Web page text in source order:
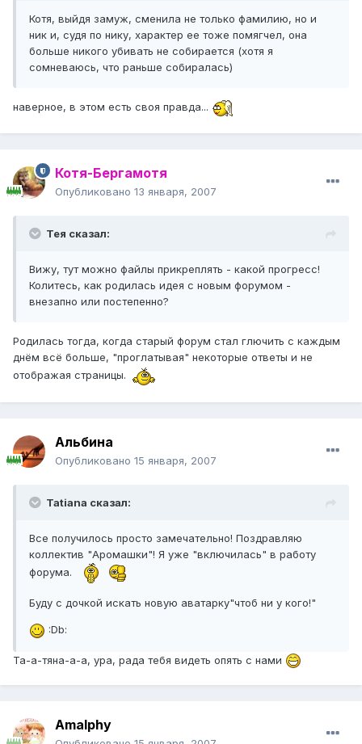
Котя, выйдя замуж, сменила не только фамилию, но и
ник и, судя по нику, характер ее тоже помягчел, она
больше никого убивать не собирается (хотя я
сомневаюсь, что раньше собиралась)
наверное, в этом есть своя правда...
Котя-Бергамотя
Опубликовано 13 января, 2007
Тея сказал:
Вижу, тут можно файлы прикреплять - какой прогресс!
Колитесь, как родилась идея с новым форумом -
внезапно или постепенно?
Родилась тогда, когда старый форум стал глючить с каждым
днём всё больше, "проглатывая" некоторые ответы и не
отображая страницы.
Альбина
Опубликовано 15 января, 2007
Tatiana сказал:
Все получилось просто замечательно! Поздравляю
коллектив "Аромашки"! Я уже "включилась" в работу
форума.
Буду с дочкой искать новую аватарку"чтоб ни у кого!"
:Db:
Та-а-тяна-а-а, ура, рада тебя видеть опять с нами
Amalphy